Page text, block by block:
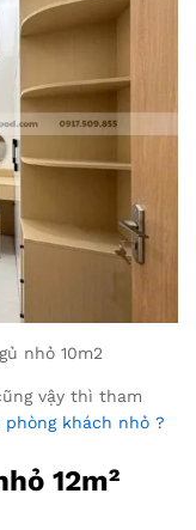
nhỏ 10m2
vậy thì tham
khách nhỏ ?
12m²